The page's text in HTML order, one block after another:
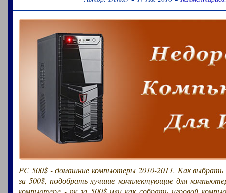
Как выбрать игровой компьютер AMD за 900$.
комплектующие для компьютера, осуществим -
компьютера AMD 2011, с бюджетом PC 900$.
игровой компьютер с процессором AMD Phenom II X4 955
PC 500$ - домашние компьютеры 2010-2011. Как
за 500$, подобрать лучшие комплектующие для